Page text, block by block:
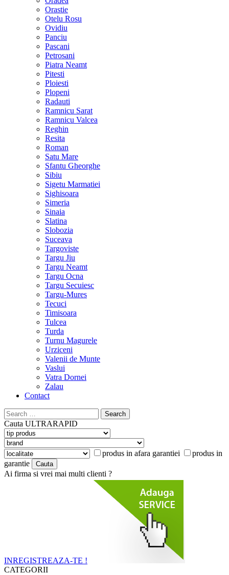
Orastie
Otelu Rosu
Ovidiu
Panciu
Pascani
Petrosani
Piatra Neamt
Pitesti
Ploiesti
Plopeni
Radauti
Ramnicu Sarat
Ramnicu Valcea
Reghin
Resita
Roman
Satu Mare
Sfantu Gheorghe
Sibiu
Sigetu Marmatiei
Sighisoara
Simeria
Sinaia
Slatina
Slobozia
Suceava
Targoviste
Targu Jiu
Targu Neamt
Targu Ocna
Targu Secuiesc
Targu-Mures
Tecuci
Timisoara
Tulcea
Turda
Turnu Magurele
Urziceni
Valenii de Munte
Vaslui
Vatra Dornei
Zalau
Contact
Search
for:
Cauta ULTRARAPID
produs in afara garantiei
produs in
garantie
Ai firma si vrei mai multi clienti ?
INREGISTREAZA-TE !
CATEGORII